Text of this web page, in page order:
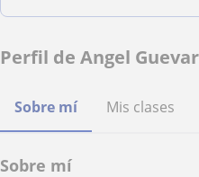
Perfil de Angel
Sobre mí Mis clases
Sobre mí